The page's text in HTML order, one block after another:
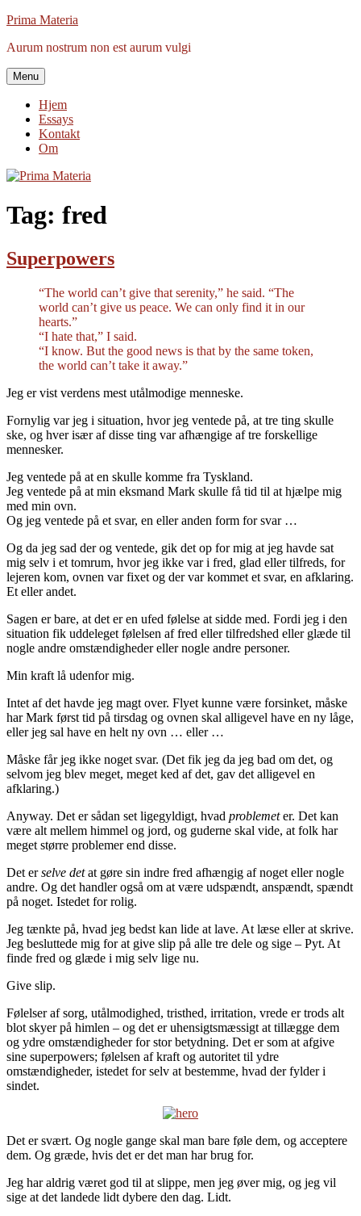
Videre
indhold
Prima Materia
Aurum nostrum non est aurum vulgi
Menu
Hjem
Essays
Kontakt
Om
Tag: fred
Superpowers
“The world can’t give that serenity,” he said. “The
world can’t give us peace. We can only find it in our
hearts.”
“I hate that,” I said.
“I know. But the good news is that by the same token,
the world can’t take it away.”
Jeg er vist verdens mest utålmodige menneske.
Fornylig var jeg i situation, hvor jeg ventede på, at tre ting skulle
ske, og hver især af disse ting var afhængige af tre forskellige
mennesker.
Jeg ventede på at en skulle komme fra Tyskland.
Jeg ventede på at min eksmand Mark skulle få tid til at hjælpe mig
med min ovn.
Og jeg ventede på et svar, en eller anden form for svar …
Og da jeg sad der og ventede, gik det op for mig at jeg havde sat
mig selv i et tomrum, hvor jeg ikke var i fred, glad eller tilfreds, for
lejeren kom, ovnen var fixet og der var kommet et svar, en afklaring.
Et eller andet.
Sagen er bare, at det er en ufed følelse at sidde med. Fordi jeg i den
situation fik uddeleget følelsen af fred eller tilfredshed eller glæde til
nogle andre omstændigheder eller nogle andre personer.
Min kraft lå udenfor mig.
Intet af det havde jeg magt over. Flyet kunne være forsinket, måske
har Mark først tid på tirsdag og ovnen skal alligevel have en ny låge,
eller jeg sal have en helt ny ovn … eller …
Måske får jeg ikke noget svar. (Det fik jeg da jeg bad om det, og
selvom jeg blev meget, meget ked af det, gav det alligevel en
afklaring.)
Anyway. Det er sådan set ligegyldigt, hvad problemeter. Det kan
være alt mellem himmel og jord, og guderne skal vide, at folk har
meget større problemer end disse.
Det erselve detat gøre sin indre fred afhængig af noget eller nogle
andre. Og det handler også om at være udspændt, anspændt, spændt
på noget. Istedet for rolig.
Jeg tænkte på, hvad jeg bedst kan lide at lave. At læse eller at skrive.
Jeg besluttede mig for at give slip på alle tre dele og sige – Pyt. At
finde fred og glæde i mig selv lige nu.
Give slip.
Følelser af sorg, utålmodighed, tristhed, irritation, vrede er trods alt
blot skyer på himlen – og det er uhensigtsmæssigt at tillægge dem
og ydre omstændigheder for stor betydning. Det er som at afgive
sine superpowers; følelsen af kraft og autoritet til ydre
omstændigheder, istedet for selv at bestemme, hvad der fylder i
sindet.
Det er svært. Og nogle gange skal man bare føle dem, og acceptere
dem. Og græde, hvis det er det man har brug for.
Jeg har aldrig været god til at slippe, men jeg øver mig, og jeg vil
sige at det landede lidt dybere den dag. Lidt.